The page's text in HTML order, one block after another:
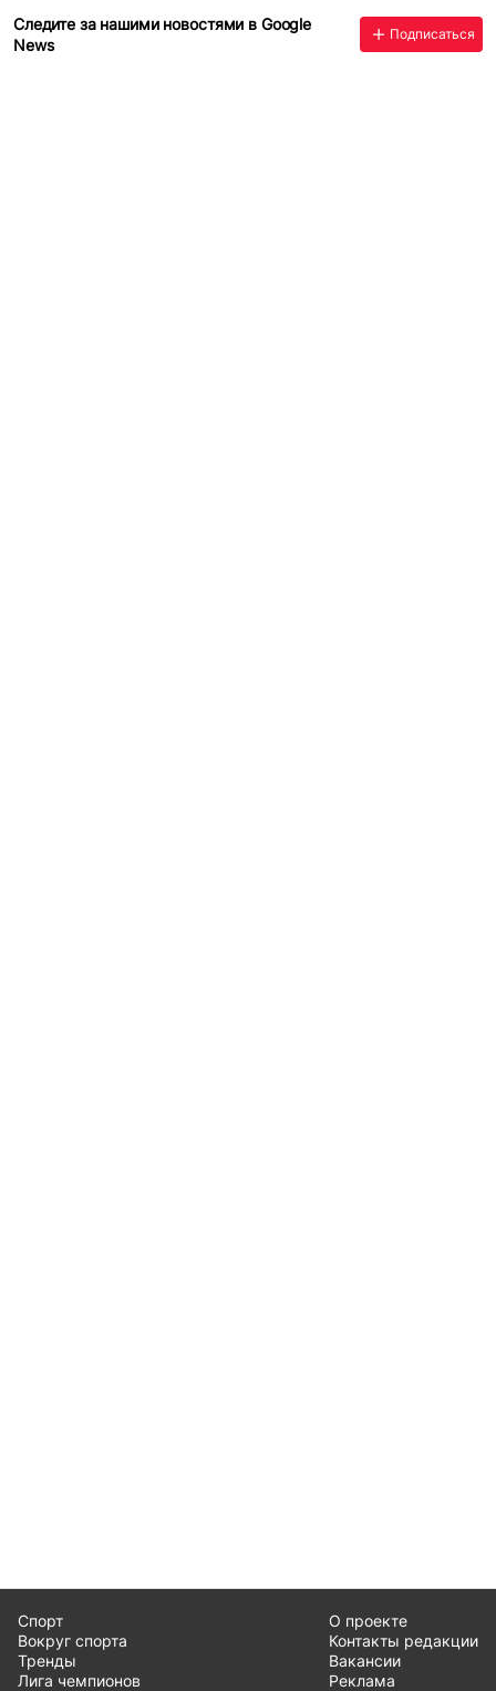
Следите за нашими новостями в Google
News
Подписаться
Спорт
Вокруг спорта
Тренды
Лига чемпионов
О проекте
Контакты редакции
Вакансии
Реклама